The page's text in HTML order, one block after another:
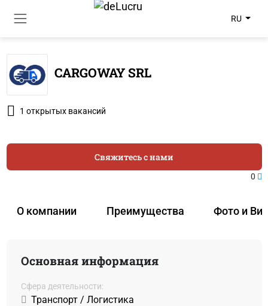
RU
CARGOWAY SRL
1 открытых вакансий
О компании Преимущества Фото и
Свяжитесь с нами
0
Основная информация
Сфера деятельности:
Транспорт / Логистика